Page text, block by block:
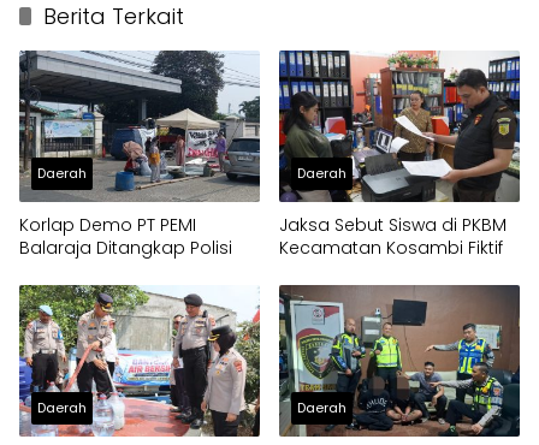
Berita Terkait
Daerah
Korlap Demo PT PEMI
Balaraja Ditangkap Polisi
Daerah
Jaksa Sebut Siswa di PKBM
Kecamatan Kosambi Fiktif
Daerah Daerah